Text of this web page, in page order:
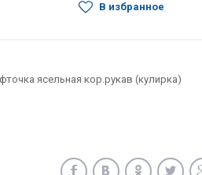
В избранное
ясельная кор.рукав (кулирка)